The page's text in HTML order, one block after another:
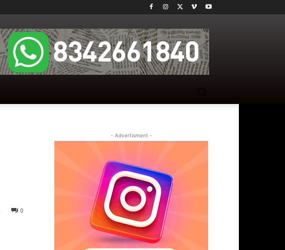
0
- Advertisment -